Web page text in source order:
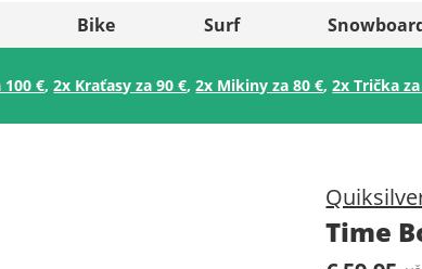
Bike Surf
100 €,2x Kraťasy za 90 €,2x Mikiny za 80 €,2x Trička
Time